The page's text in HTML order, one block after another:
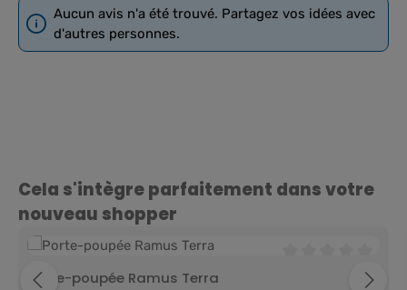
Aucun avis n'a été trouvé. Partagez vos idées avec
d'autres personnes.
Ignorer la galerie de produits
Cela s'intègre parfaitement dans votre
nouveau shopper
Note moyenne de
Porte-poupée Ramus Terra